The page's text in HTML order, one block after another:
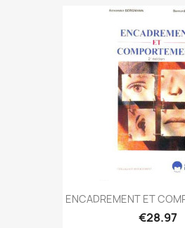
ENCADREMENT ET
€28.97